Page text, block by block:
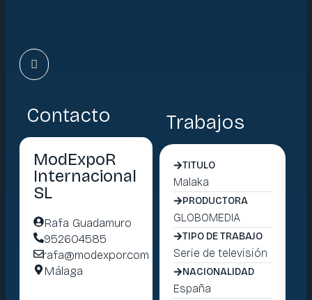
Contacto
ModExpoR
Internacional
SL
Rafa Guadamuro
952604585
rafa@modexpor.com
Málaga
Trabajos
TITULO
Malaka
PRODUCTORA
GLOBOMEDIA
TIPO DE TRABAJO
Serie de televisión
NACIONALIDAD
España